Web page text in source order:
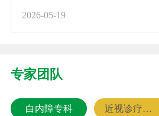
2026-05-19
专家团队
白内障专科 近视诊疗专科